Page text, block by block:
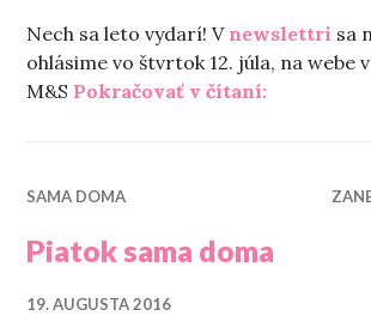
Nech sa leto vydarí! V newslettri sa
ohlásime vo štvrtok 12. júla, na webe
M&S Pokračovať v čítaní:„Letné
SAMA DOMA
Piatok sama doma
19. AUGUSTA 2016